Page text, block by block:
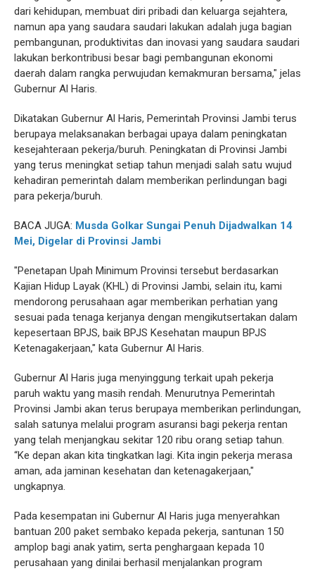
dari kehidupan, membuat diri pribadi dan keluarga sejahtera,
namun apa yang saudara saudari lakukan adalah juga bagian
pembangunan, produktivitas dan inovasi yang saudara saudari
lakukan berkontribusi besar bagi pembangunan ekonomi
daerah dalam rangka perwujudan kemakmuran bersama," jelas
Gubernur Al Haris.
Dikatakan Gubernur Al Haris, Pemerintah Provinsi Jambi terus
berupaya melaksanakan berbagai upaya dalam peningkatan
kesejahteraan pekerja/buruh. Peningkatan di Provinsi Jambi
yang terus meningkat setiap tahun menjadi salah satu wujud
kehadiran pemerintah dalam memberikan perlindungan bagi
para pekerja/buruh.
BACA JUGA: Musda Golkar Sungai Penuh Dijadwalkan 14
Mei, Digelar di Provinsi Jambi
"Penetapan Upah Minimum Provinsi tersebut berdasarkan
Kajian Hidup Layak (KHL) di Provinsi Jambi, selain itu, kami
mendorong perusahaan agar memberikan perhatian yang
sesuai pada tenaga kerjanya dengan mengikutsertakan dalam
kepesertaan BPJS, baik BPJS Kesehatan maupun BPJS
Ketenagakerjaan," kata Gubernur Al Haris.
Gubernur Al Haris juga menyinggung terkait upah pekerja
paruh waktu yang masih rendah. Menurutnya Pemerintah
Provinsi Jambi akan terus berupaya memberikan perlindungan,
salah satunya melalui program asuransi bagi pekerja rentan
yang telah menjangkau sekitar 120 ribu orang setiap tahun.
“Ke depan akan kita tingkatkan lagi. Kita ingin pekerja merasa
aman, ada jaminan kesehatan dan ketenagakerjaan,"
ungkapnya.
Pada kesempatan ini Gubernur Al Haris juga menyerahkan
bantuan 200 paket sembako kepada pekerja, santunan 150
amplop bagi anak yatim, serta penghargaan kepada 10
perusahaan yang dinilai berhasil menjalankan program